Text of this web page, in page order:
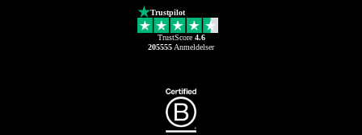
Trustpilot
TrustScore 4.6
205555 Anmeldelser